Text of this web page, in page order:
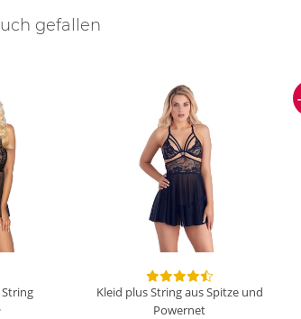
gefallen
Kleid plus String aus Spitze und
Powernet